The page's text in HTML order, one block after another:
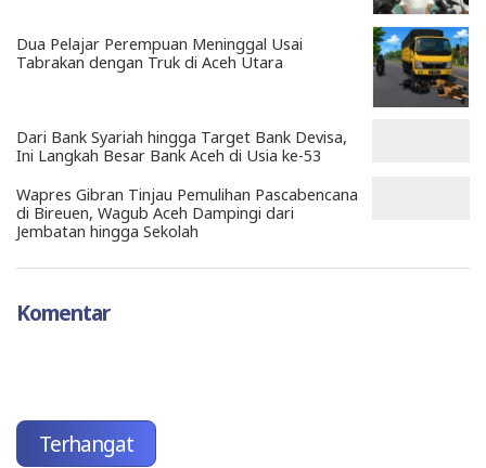
Dua Pelajar Perempuan Meninggal Usai
Tabrakan dengan Truk di Aceh Utara
Dari Bank Syariah hingga Target Bank Devisa,
Ini Langkah Besar Bank Aceh di Usia ke-53
Wapres Gibran Tinjau Pemulihan Pascabencana
di Bireuen, Wagub Aceh Dampingi dari
Jembatan hingga Sekolah
Komentar
Terhangat